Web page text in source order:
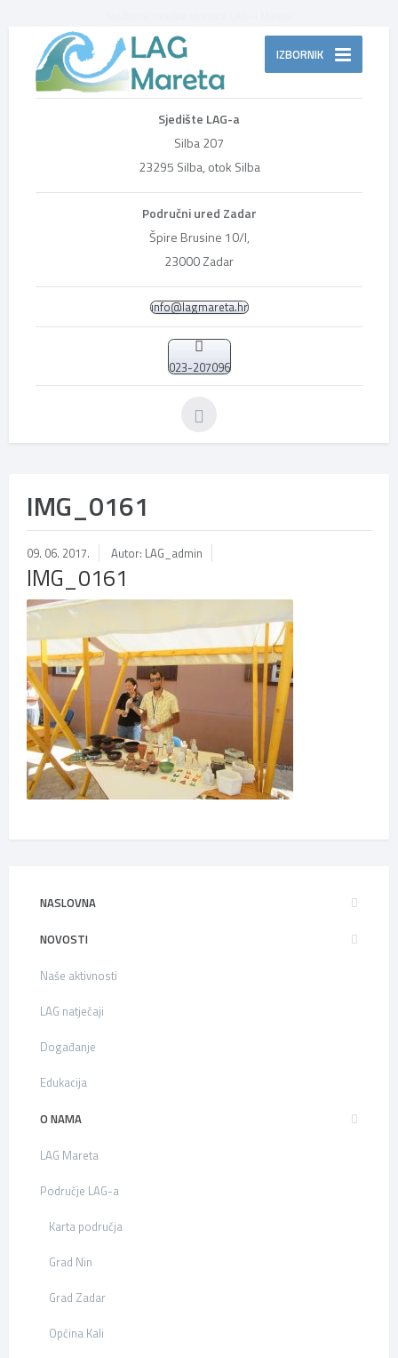
IZBORNIK
Sjedište LAG-a
Silba 207
23295 Silba, otok Silba
Područni ured Zadar
Špire Brusine 10/I,
23000 Zadar
info@lagmareta.hr
023-207096
IMG_0161
09. 06. 2017. Autor: LAG_admin
IMG_0161
NASLOVNA
NOVOSTI
Naše aktivnosti
LAG natječaji
Događanje
Edukacija
O NAMA
LAG Mareta
Područje LAG-a
Karta područja
Grad Nin
Grad Zadar
Općina Kali